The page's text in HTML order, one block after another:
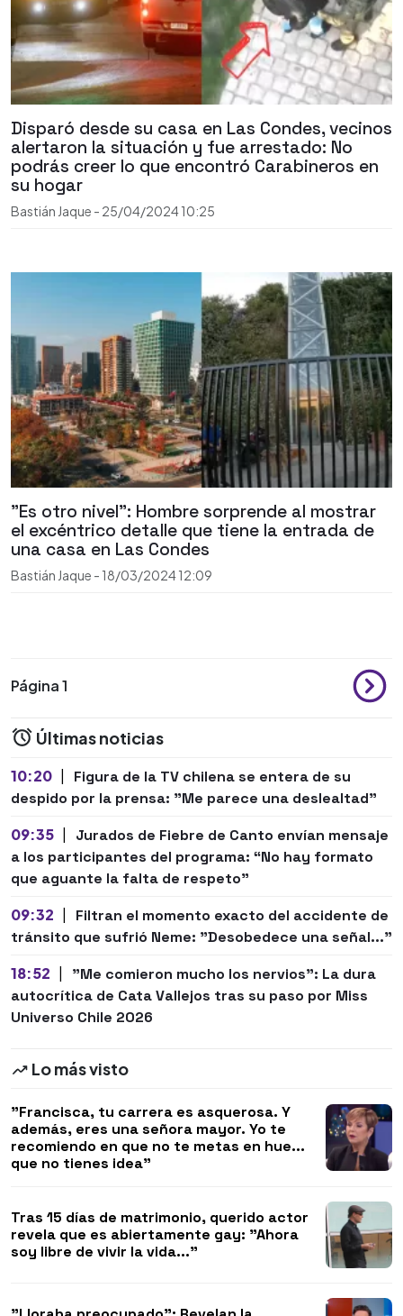
Disparó desde su casa en Las Condes, vecinos
alertaron la situación y fue arrestado: No
podrás creer lo que encontró Carabineros en
su hogar
Bastián Jaque - 25/04/202410:25
"Es otro nivel": Hombre sorprende al mostrar
el excéntrico detalle que tiene la entrada de
una casa en Las Condes
Bastián Jaque - 18/03/202412:09
Página 1
Últimas noticias
10:20 |
Figura de la TV chilena se entera de su
despido por la prensa: "Me parece una deslealtad"
09:35 |
Jurados de Fiebre de Canto envían mensaje
a los participantes del programa: “No hay formato
que aguante la falta de respeto”
09:32 |
Filtran el momento exacto del accidente de
tránsito que sufrió Neme: "Desobedece una señal..."
18:52 |
"Me comieron mucho los nervios": La dura
autocrítica de Cata Vallejos tras su paso por Miss
Universo Chile 2026
Lo más visto
"Francisca, tu carrera es asquerosa. Y
además, eres una señora mayor. Yo te
recomiendo en que no te metas en hue...
que no tienes idea"
Tras 15 días de matrimonio, querido actor
revela que es abiertamente gay: "Ahora
soy libre de vivir la vida..."